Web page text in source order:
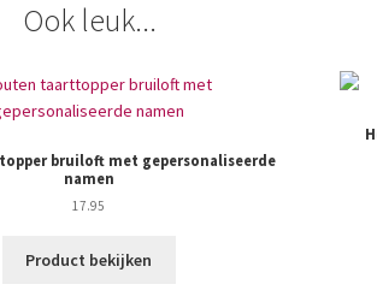
Ook leuk...
bruiloft met gepersonaliseerde
namen
17.95
Product bekijken